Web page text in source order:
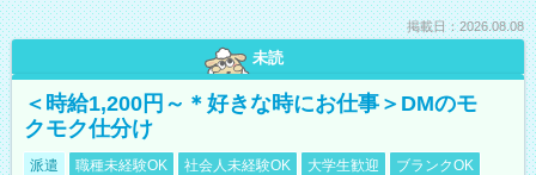
掲載日：2026.08.08
未読
＜時給1,200円～＊好きな時にお仕事＞DMのモ
クモク仕分け
派遣 職種未経験OK 社会人未経験OK 大学生歓迎
ブランクOK